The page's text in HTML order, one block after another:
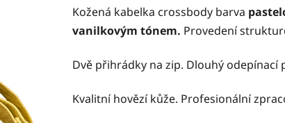
je
0,0
5
Kožená kabelka crossbody barva
vanilkovým tónem. Provedení
Dvě přihrádky na zip. Dlouhý odepínací
Kvalitní hovězí kůže. Profesionální